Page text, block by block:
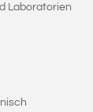
Laboratorien